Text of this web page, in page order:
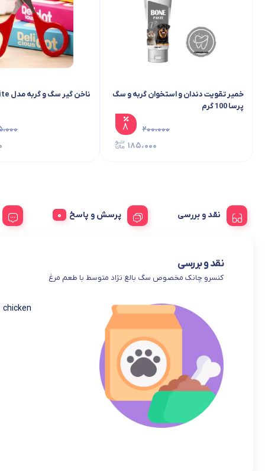
خمیر تقویت دندان و استخوان گربه و سگ
پرسا 100 گرم
۲۰۰،۰۰۰
۱۸۵،۰۰۰
۸
ناخن گیر سگ و گربه مدل Suite
نقد و بررسی پرسش و پاسخ
نقد و بررسی
کنسرو چانک مخصوص سگ بالغ نژاد متوسط با طعم مرغ